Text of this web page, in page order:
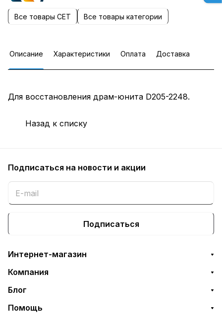
Все товары CET Все товары категории
Описание Характеристики Оплата Доставка
Для восстановления драм-юнита D205-2248.
Назад к списку
Подписаться на новости и акции
Подписаться
Интернет-магазин
Компания
Блог
Помощь